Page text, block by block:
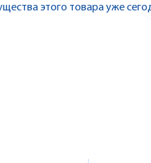
этого товара уже